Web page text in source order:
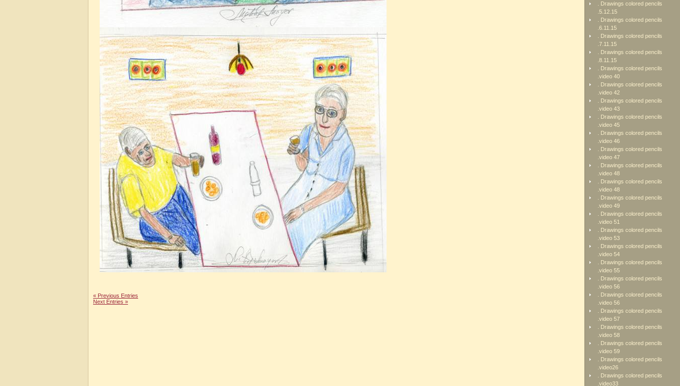
« Previous Entries
Next Entries »
. Drawings colored pencils
.5.12.15
. Drawings colored pencils
.6.11.15
. Drawings colored pencils
.7.11.15
. Drawings colored pencils
.8.11.15
. Drawings colored pencils
.video 40
. Drawings colored pencils
.video 42
. Drawings colored pencils
.video 43
. Drawings colored pencils
.video 45
. Drawings colored pencils
.video 46
. Drawings colored pencils
.video 47
. Drawings colored pencils
.video 48
. Drawings colored pencils
.video 48
. Drawings colored pencils
.video 49
. Drawings colored pencils
.video 51
. Drawings colored pencils
.video 53
. Drawings colored pencils
.video 54
. Drawings colored pencils
.video 55
. Drawings colored pencils
.video 56
. Drawings colored pencils
.video 56
. Drawings colored pencils
.video 57
. Drawings colored pencils
.video 58
. Drawings colored pencils
.video 59
. Drawings colored pencils
.video26
. Drawings colored pencils
.video33